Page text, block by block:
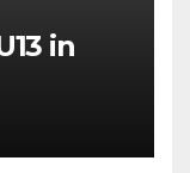
in